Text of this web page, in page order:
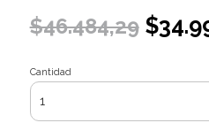
$46.484,29
Cantidad